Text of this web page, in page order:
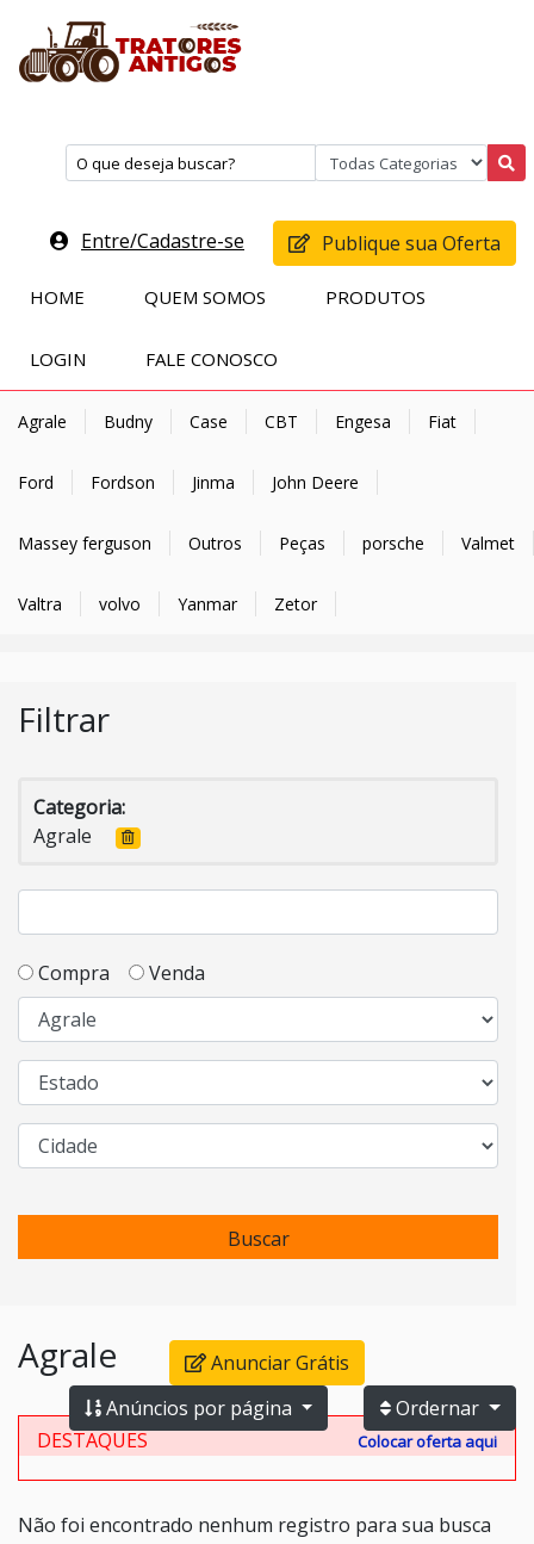
Entre/Cadastre-se Publique sua Oferta
HOME QUEM SOMOS PRODUTOS
LOGIN FALE CONOSCO
Agrale Budny Case CBT Engesa Fiat
Ford Fordson Jinma John Deere
Massey ferguson Outros Peças porsche Valmet
Valtra volvo Yanmar Zetor
Filtrar
Categoria:
Agrale
Compra Venda
Buscar
Agrale
Anunciar Grátis
Ordernar
Anúncios por página
DESTAQUES
Colocar oferta aqui
Não foi encontrado nenhum registro para sua busca